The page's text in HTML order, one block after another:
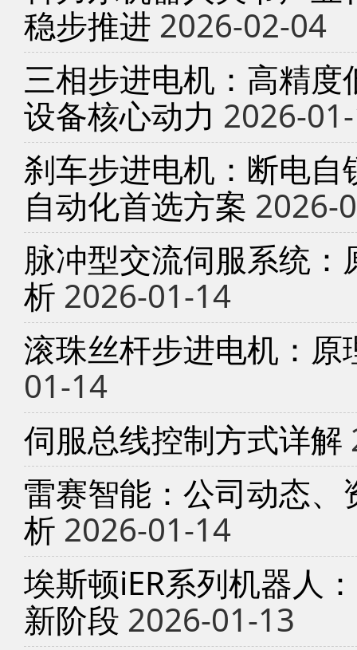
稳步推进 2026-02-04
三相步进电机：高精
设备核心动力 2026-
刹车步进电机：断电
自动化首选方案 2026-
脉冲型交流伺服系统
析 2026-01-14
滚珠丝杆步进电机：
01-14
伺服总线控制方式详解
雷赛智能：公司动态
析 2026-01-14
埃斯顿iER系列机器人
新阶段 2026-01-13